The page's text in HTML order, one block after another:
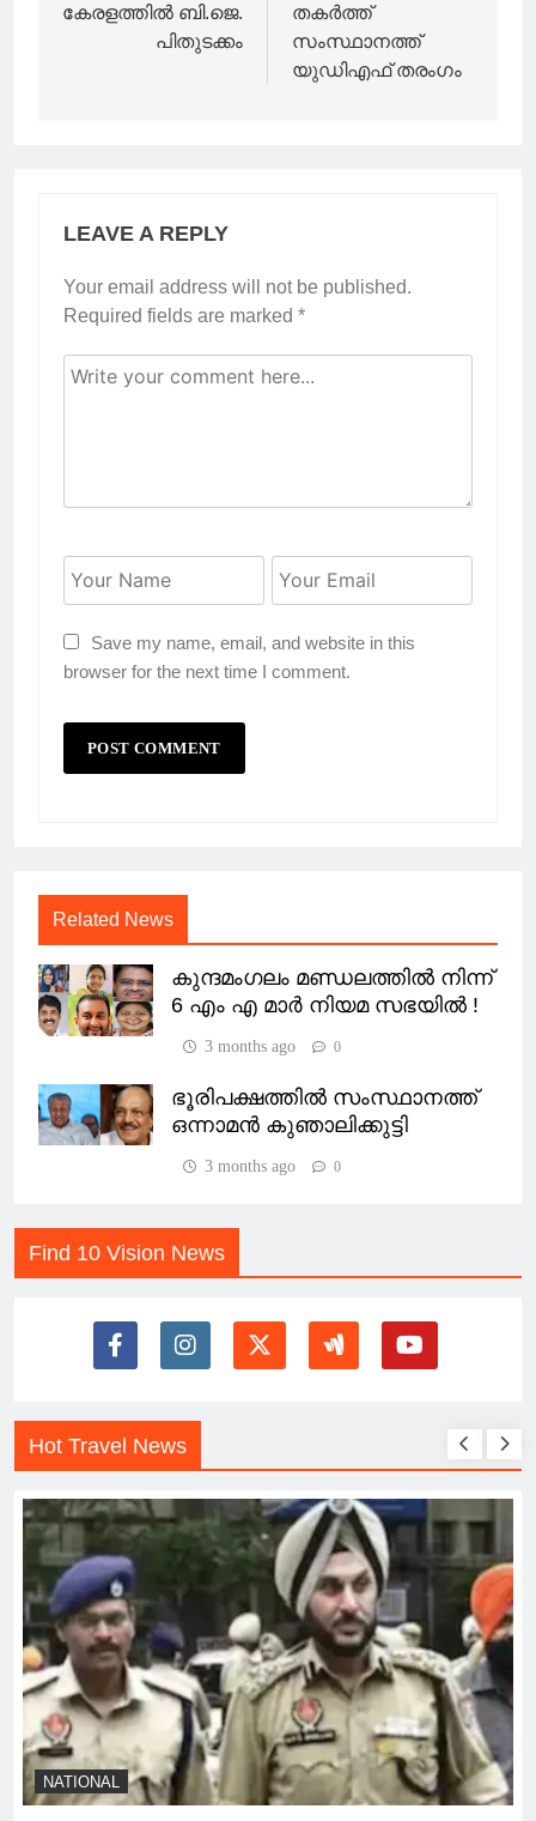
കേരളത്തിൽ ബി.ജെ.
പിതുടക്കം
തകർത്ത്
സംസ്ഥാനത്ത്
യുഡിഎഫ് തരംഗം
LEAVE A REPLY
Your email address will not be published.
Required fields are marked *
Save my name, email, and website in this
browser for the next time I comment.
Related News
കുന്ദമംഗലം മണ്ഡലത്തിൽ നിന്ന്
6 എം എ മാർ നിയമ സഭയിൽ !
3 months ago 0
ഭൂരിപക്ഷത്തിൽ സംസ്ഥാനത്ത്
ഒന്നാമൻ കുഞാലിക്കുട്ടി
3 months ago 0
Find 10 Vision News
Hot Travel News
NATIONAL